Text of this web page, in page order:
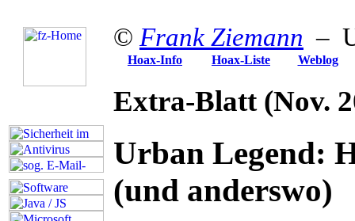
© Frank Ziemann –
Hoax-Info Hoax-Liste Weblog
Extra-Blatt (Nov.
Urban Legend:
(und anderswo)